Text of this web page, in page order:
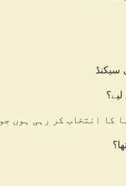
کا انتخاب کر رہی ہوں